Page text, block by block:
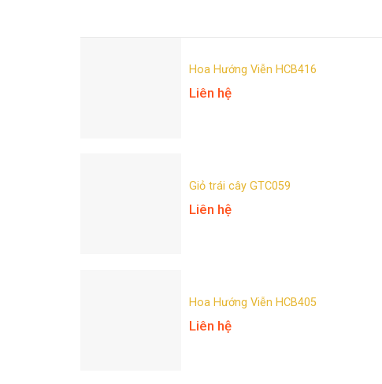
Hoa Hướng Viễn HCB416
Liên hệ
Giỏ trái cây GTC059
Liên hệ
Hoa Hướng Viễn HCB405
Liên hệ